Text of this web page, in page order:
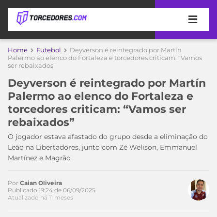
APOSTAS
DICAS
APOSTA
MELHORES
SITES
DE
APOSTAS
2026
CÓDIGO
PROMOCIONAL
ÚLTIMAS
COPA
DO
MUNDO
TIMES
MEU
TIME
CAMPEONATOS
BRASILEIRÃO
MÍDIA
Home Futebol
Deyverson é reintegrado por Martín
Palermo ao elenco do Fortaleza e torcedores criticam: “Vamos
ser rebaixados”
Deyverson é reintegrado por Martín
Palermo ao elenco do Fortaleza e
torcedores criticam: “Vamos ser
rebaixados”
O jogador estava afastado do grupo desde a eliminação do
Leão na Libertadores, junto com Zé Welison, Emmanuel
Martínez e Magrão
Por Caian Oliveira
Publicado 19:24 de 06/09/2025
Atualizado há 11 meses